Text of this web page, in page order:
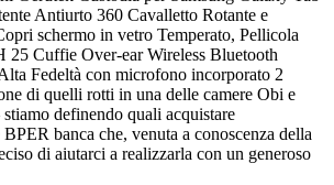
Antiurto 360 Cavalletto Rotante e
schermo in vetro Temperato, Pellicola
25 Cuffie Over-ear Wireless Bluetooth
Fedeltà con microfono incorporato 2
di quelli rotti in una delle camere Obi e
definendo quali acquistare
banca che, venuta a conoscenza della
di aiutarci a realizzarla con un generoso